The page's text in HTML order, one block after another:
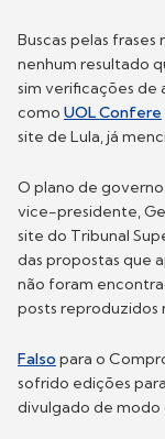
Buscas pelas
nenhum resultado
sim verificações de
como UOL Confere
site de Lula, já
O plano de
vice-presidente,
site do Tribunal
das propostas que
não foram
posts reproduzidos
Falso para o
sofrido edições
divulgado de modo